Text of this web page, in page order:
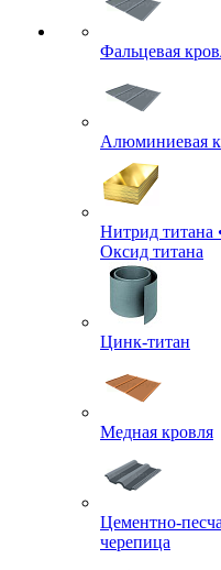
Фальцевая
Алюминиевая
Нитрид титана
Оксид титана
Цинк-титан
Медная кровля
Цементно-
черепица